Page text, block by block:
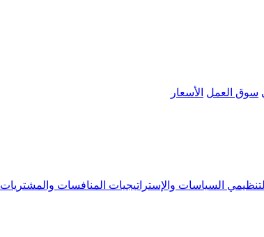
سوق العمل الأسعار
السياسات والإستراتيجيات المنافسات والمشتريات